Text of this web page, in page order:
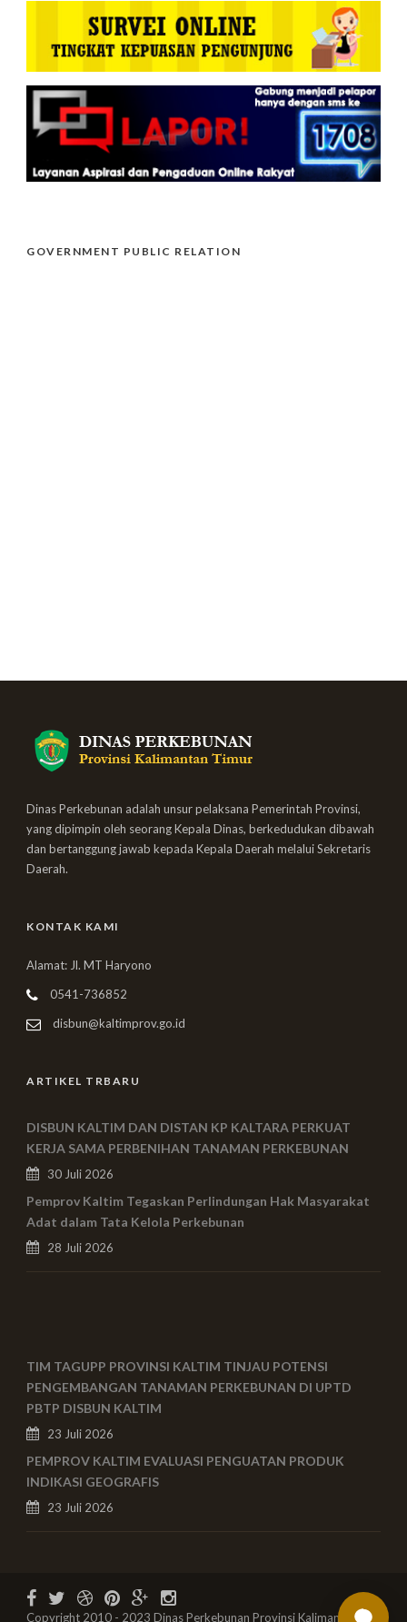
GOVERNMENT PUBLIC RELATION
Dinas Perkebunan adalah unsur pelaksana Pemerintah Provinsi,
yang dipimpin oleh seorang Kepala Dinas, berkedudukan dibawah
dan bertanggung jawab kepada Kepala Daerah melalui Sekretaris
Daerah.
KONTAK KAMI
Alamat: Jl. MT Haryono
0541-736852
disbun@kaltimprov.go.id
ARTIKEL TRBARU
DISBUN KALTIM DAN DISTAN KP KALTARA PERKUAT
KERJA SAMA PERBENIHAN TANAMAN PERKEBUNAN
30 Juli 2026
Pemprov Kaltim Tegaskan Perlindungan Hak Masyarakat
Adat dalam Tata Kelola Perkebunan
28 Juli 2026
TIM TAGUPP PROVINSI KALTIM TINJAU POTENSI
PENGEMBANGAN TANAMAN PERKEBUNAN DI UPTD
PBTP DISBUN KALTIM
23 Juli 2026
PEMPROV KALTIM EVALUASI PENGUATAN PRODUK
INDIKASI GEOGRAFIS
23 Juli 2026
Copyright 2010 - 2023 Dinas Perkebunan Provinsi Kalimantan